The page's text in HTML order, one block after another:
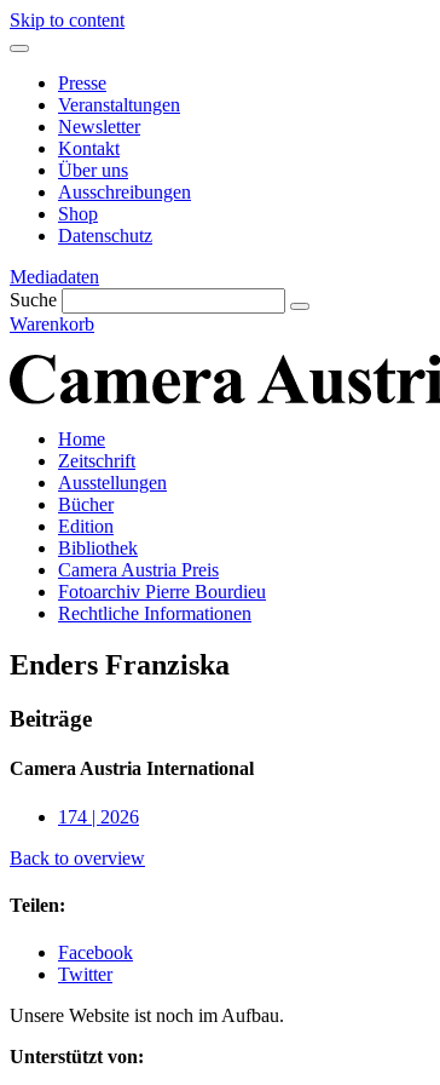
Skip to content
Presse
Veranstaltungen
Newsletter
Kontakt
Über uns
Ausschreibungen
Shop
Datenschutz
Mediadaten
Suche
Warenkorb
Home
Zeitschrift
Ausstellungen
Bücher
Edition
Bibliothek
Camera Austria Preis
Fotoarchiv Pierre Bourdieu
Rechtliche Informationen
Enders Franziska
Beiträge
Camera Austria International
174 | 2026
Back to overview
Teilen:
Facebook
Twitter
Unsere Website ist noch im Aufbau.
Unterstützt von: